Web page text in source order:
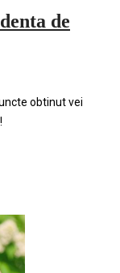
de
obtinut vei